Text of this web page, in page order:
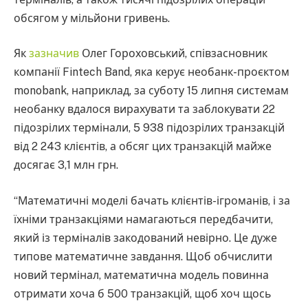
обсягом у мільйони гривень.
Як зазначив Олег Гороховський, співзасновник
компанії Fintech Band, яка керує необанк-проєктом
monobank, наприклад, за суботу 15 липня системам
необанку вдалося вирахувати та заблокувати 22
підозрілих термінали, 5 938 підозрілих транзакцій
від 2 243 клієнтів, а обсяг цих транзакцій майже
досягає 3,1 млн грн.
“Математичні моделі бачать клієнтів-ігроманів, і за
їхніми транзакціями намагаються передбачити,
який із терміналів закодований невірно. Це дуже
типове математичне завдання. Щоб обчислити
новий термінал, математична модель повинна
отримати хоча б 500 транзакцій, щоб хоч щось